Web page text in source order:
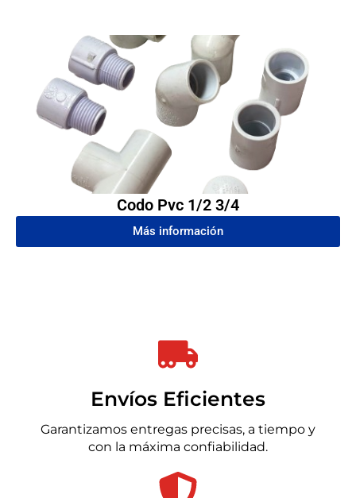
Codo Pvc 1/2 3/4
Más información
Envíos Eficientes
Garantizamos entregas precisas, a tiempo y
con la máxima confiabilidad.